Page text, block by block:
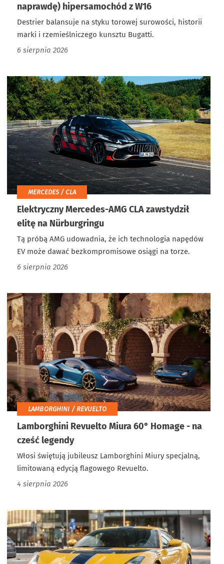
naprawdę) hipersamochód z W16
Destrier balansuje na styku torowej surowości, historii
marki i rzemieślniczego kunsztu Bugatti.
6 sierpnia 2026
MERCEDES / CLA
Elektryczny Mercedes-AMG CLA zawstydził
elitę na Nürburgringu
Tą próbą AMG udowadnia, że ich technologia napędów
EV może dawać bezkompromisowe osiągi na torze.
6 sierpnia 2026
LAMBORGHINI / REVUELTO
Lamborghini Revuelto Miura 60° Homage - na
cześć legendy
Włosi świętują jubileusz Lamborghini Miury specjalną,
limitowaną edycją flagowego Revuelto.
4 sierpnia 2026